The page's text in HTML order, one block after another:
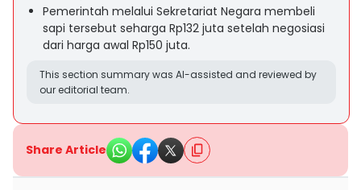
Pemerintah melalui Sekretariat Negara membeli
sapi tersebut seharga Rp132 juta setelah negosiasi
dari harga awal Rp150 juta.
This section summary was AI-assisted and reviewed by
our editorial team.
Share Article